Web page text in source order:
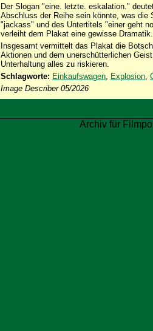
Der Slogan "eine. letzte. eskalation."
Abschluss der Reihe sein könnte, was die
"jackass" und des Untertitels "einer geht
verleiht dem Plakat eine gewisse Dramatik.
Insgesamt vermittelt das Plakat die
Aktionen und dem unerschütterlichen
Unterhaltung alles zu riskieren.
Schlagworte: Einkaufswagen, Explosion,
Image Describer 05/2026
Archiv für